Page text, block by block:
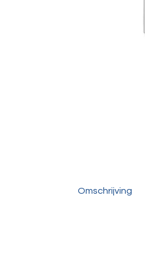
Omschrijving